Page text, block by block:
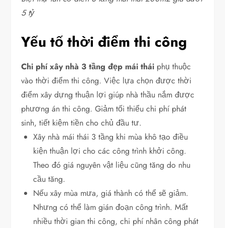
5 tỷ
Yếu tố thời điểm thi công
Chi phí xây nhà 3 tầng đẹp mái thái phụ thuộc
vào thời điểm thi công. Việc lựa chọn được thời
điểm xây dựng thuận lợi giúp nhà thầu nắm được
phương án thi công. Giảm tối thiểu chi phí phát
sinh, tiết kiệm tiền cho chủ đầu tư.
Xây nhà mái thái 3 tầng khi mùa khô tạo điều
kiện thuận lợi cho các công trình khởi công.
Theo đó giá nguyên vật liệu cũng tăng do nhu
cầu tăng.
Nếu xây mùa mưa, giá thành có thể sẽ giảm.
Nhưng có thể làm gián đoạn công trình. Mất
nhiều thời gian thi công, chi phí nhân công phát